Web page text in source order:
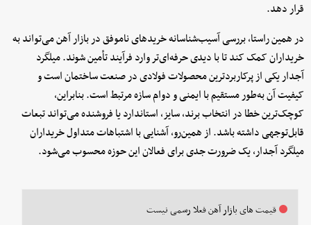
قرار دهد.
در همین راستا، بررسی آسیب‌شناسانه خریدهای ناموفق در بازار آهن می‌تواند به
خریداران کمک کند تا با دیدی حرفه‌ای‌تر وارد فرآیند تأمین شوند. میلگرد
آجدار یکی از پرکاربردترین محصولات فولادی در صنعت ساختمان است و
کیفیت آن به‌طور مستقیم با ایمنی و دوام سازه مرتبط است. بنابراین،
کوچک‌ترین خطا در انتخاب برند، سایز، استاندارد یا فروشنده می‌تواند تبعات
قابل‌توجهی داشته باشد. از همین‌رو، آشنایی با اشتباهات متداول خریداران
میلگرد آجدار، یک ضرورت جدی برای فعالان این حوزه محسوب می‌شود.
قیمت های بازار آهن فعلا رسمی نیست